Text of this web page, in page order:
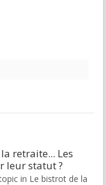
retraite... Les
leur statut ?
in Le bistrot de la